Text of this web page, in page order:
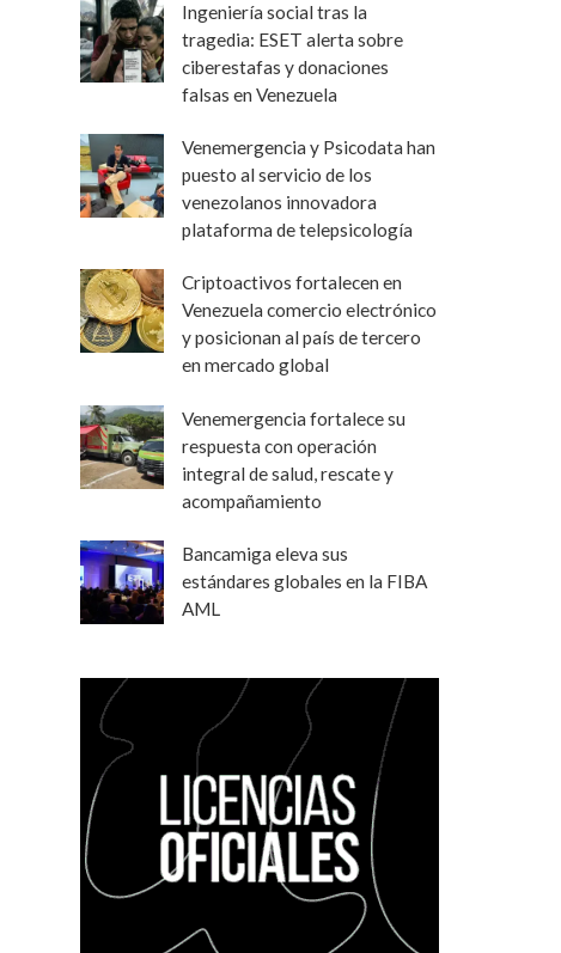
Ingeniería social tras la
tragedia: ESET alerta sobre
ciberestafas y donaciones
falsas en Venezuela
Venemergencia y Psicodata han
puesto al servicio de los
venezolanos innovadora
plataforma de telepsicología
Criptoactivos fortalecen en
Venezuela comercio electrónico
y posicionan al país de tercero
en mercado global
Venemergencia fortalece su
respuesta con operación
integral de salud, rescate y
acompañamiento
Bancamiga eleva sus
estándares globales en la FIBA
AML